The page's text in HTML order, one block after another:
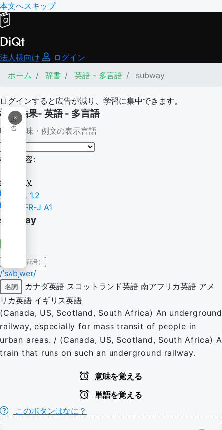
本文へスキップ
DiQt
法人様向け
ログイン
ホーム
辞書 英語 - 多言語 subway
ログインすると広告が減り、学習に集中できます。
×
広
告
検索結果- 英語 - 多言語
意味・例文の表示言語
検索内容:
subway
TSL 1.2
CEFR-J A1
subway
IPA（発音記号）
/ˈsʌbˌweɪ/
名詞 カナダ英語 スコットランド英語 南アフリカ英語 アメ
リカ英語 イギリス英語
(Canada, US, Scotland, South Africa) An underground
railway, especially for mass transit of people in
urban areas. / (Canada, US, Scotland, South Africa) A
train that runs on such an underground railway.
意味を覚える
単語を覚える
このボタンはなに？